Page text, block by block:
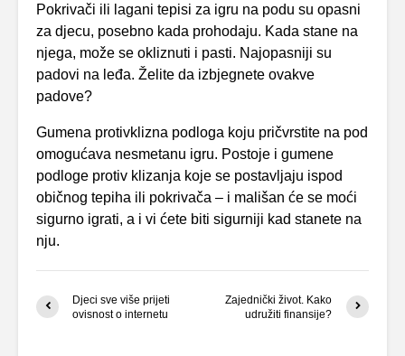
Pokrivači ili lagani tepisi za igru na podu su opasni
za djecu, posebno kada prohodaju. Kada stane na
njega, može se okliznuti i pasti. Najopasniji su
padovi na leđa. Želite da izbjegnete ovakve
padove?
Gumena protivklizna podloga koju pričvrstite na pod
omogućava nesmetanu igru. Postoje i gumene
podloge protiv klizanja koje se postavljaju ispod
običnog tepiha ili pokrivača – i mališan će se moći
sigurno igrati, a i vi ćete biti sigurniji kad stanete na
nju.
Djeci sve više prijeti
ovisnost o internetu
Zajednički život. Kako
udružiti finansije?